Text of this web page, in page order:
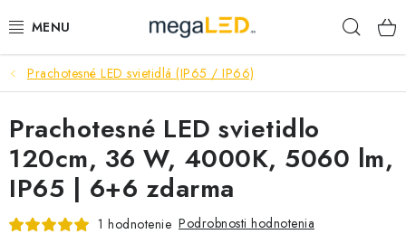
na
PRIEMYSEL
SVIETIDLÁ
ŽIAROVKY A TRUBICE
PRACOVNÉ SVIETIDLÁ
Prachotesné LED svietidlá (IP65 / IP66)
Prachotesné LED svietidlo
120cm, 36 W, 4000K, 5060 lm,
IP65 | 6+6 zdarma
1 hodnotenie Podrobnosti hodnotenia